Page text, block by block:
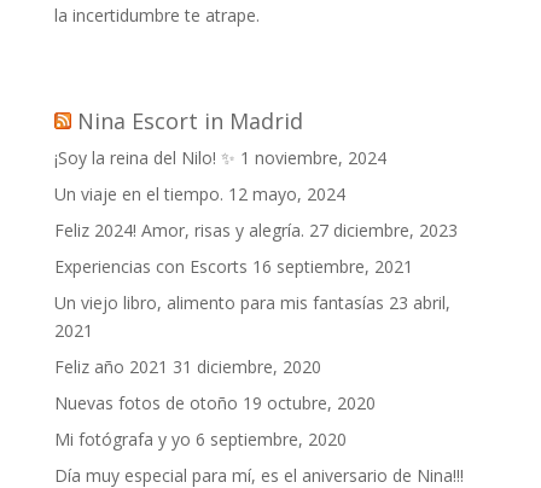
la incertidumbre te atrape.
Nina Escort in Madrid
¡Soy la reina del Nilo! ✨ 1 noviembre, 2024
Un viaje en el tiempo. 12 mayo, 2024
Feliz 2024! Amor, risas y alegría. 27 diciembre, 2023
Experiencias con Escorts 16 septiembre, 2021
Un viejo libro, alimento para mis fantasías 23 abril,
2021
Feliz año 2021 31 diciembre, 2020
Nuevas fotos de otoño 19 octubre, 2020
Mi fotógrafa y yo 6 septiembre, 2020
Día muy especial para mí, es el aniversario de Nina!!!